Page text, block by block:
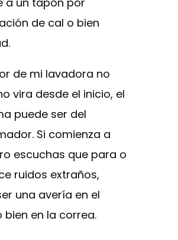
de cal o bien
de mi lavadora no
vira desde el inicio, el
puede ser del
Si comienza a
escuchas que para o
ruidos extraños,
una avería en el
bien en la correa.